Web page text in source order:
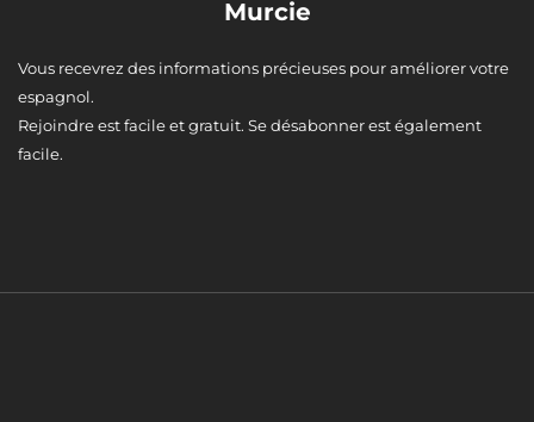
Murcie
Vous recevrez des informations précieuses pour améliorer votre
espagnol.
Rejoindre est facile et gratuit. Se désabonner est également
facile.